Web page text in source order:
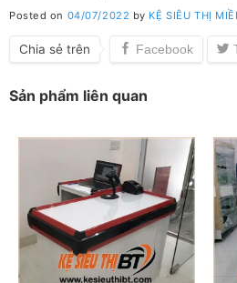
Posted on 04/07/2022 by KỆ SIÊU THỊ
Chia sẻ trên
Sản phẩm liên quan